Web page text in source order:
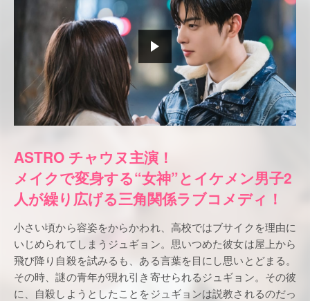
ASTRO チャウヌ主演！
メイクで変身する“女神”とイケメン男子2
人が繰り広げる三角関係ラブコメディ！
小さい頃から容姿をからかわれ、高校ではブサイクを理由に
いじめられてしまうジュギョン。思いつめた彼女は屋上から
飛び降り自殺を試みるも、ある言葉を目にし思いとどまる。
その時、謎の青年が現れ引き寄せられるジュギョン。その彼
に、自殺しようとしたことをジュギョンは説教されるのだっ